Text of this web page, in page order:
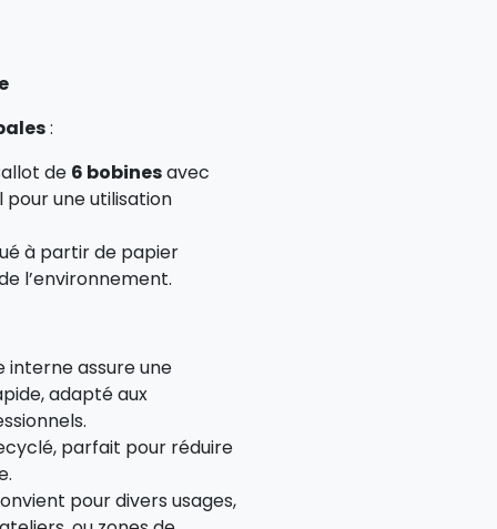
:
de 6 bobinesavec
pour une utilisation
à partir de papier
l’environnement.
interne assure une
adapté aux
parfait pour réduire
pour divers usages,